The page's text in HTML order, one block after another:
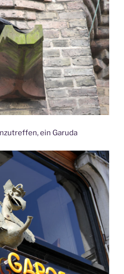
ein Garuda